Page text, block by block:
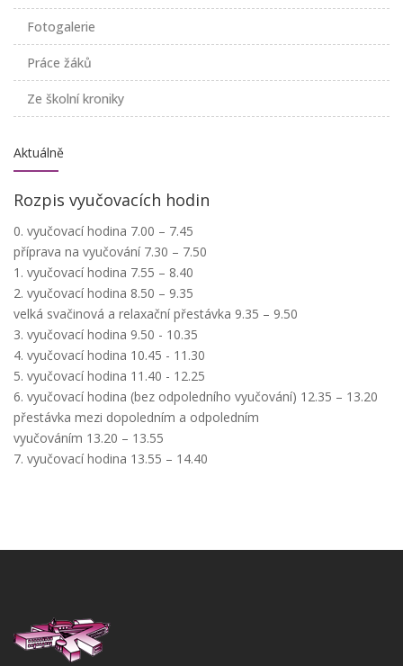
Fotogalerie
Práce žáků
Ze školní kroniky
Aktuálně
Rozpis vyučovacích hodin
0. vyučovací hodina 7.00 – 7.45
příprava na vyučování 7.30 – 7.50
1. vyučovací hodina 7.55 – 8.40
2. vyučovací hodina 8.50 – 9.35
velká svačinová a relaxační přestávka 9.35 – 9.50
3. vyučovací hodina 9.50 - 10.35
4. vyučovací hodina 10.45 - 11.30
5. vyučovací hodina 11.40 - 12.25
6. vyučovací hodina (bez odpoledního vyučování) 12.35 – 13.20
přestávka mezi dopoledním a odpoledním
vyučováním 13.20 – 13.55
7. vyučovací hodina 13.55 – 14.40